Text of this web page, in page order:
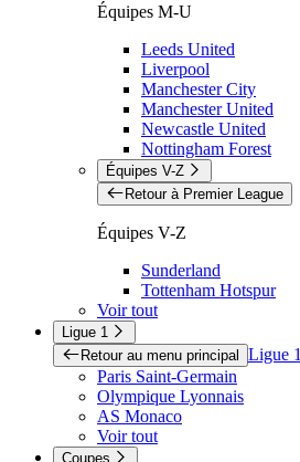
Équipes M-U
Leeds United
Liverpool
Manchester City
Manchester United
Newcastle United
Nottingham Forest
Équipes V-Z
Retour à Premier League
Équipes V-Z
Sunderland
Tottenham Hotspur
Voir tout
Ligue 1
Retour au menu principal Ligue 1
Paris Saint-Germain
Olympique Lyonnais
AS Monaco
Voir tout
Coupes